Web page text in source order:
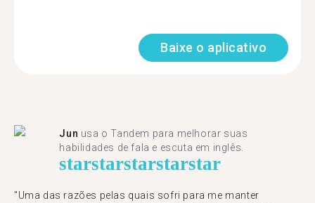
Baixe o aplicativo
Jun usa o Tandem para melhorar suas
habilidades de fala e escuta em inglês.
starstarstarstarstar
"Uma das razões pelas quais sofri para me manter